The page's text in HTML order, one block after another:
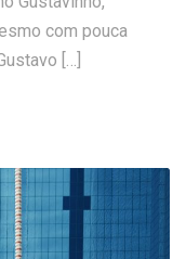
com pouca
[…]